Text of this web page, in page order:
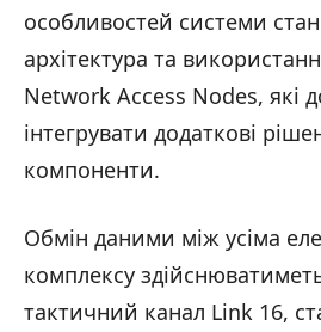
особливостей системи
архітектура та
Network Access Nodes, які
інтегрувати додаткові
компоненти.
Обмін даними між усіма
комплексу
тактичний канал Link 16,